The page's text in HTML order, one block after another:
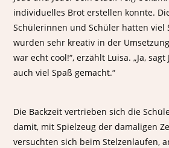
individuelles Brot erstellen konnte.
Schülerinnen und Schüler hatten viel
wurden sehr kreativ in der
war echt cool!“, erzählt Luisa. „Ja,
auch viel Spaß gemacht.“
Die Backzeit vertrieben sich die
damit, mit Spielzeug der damaligen
versuchten sich beim Stelzenlaufen,